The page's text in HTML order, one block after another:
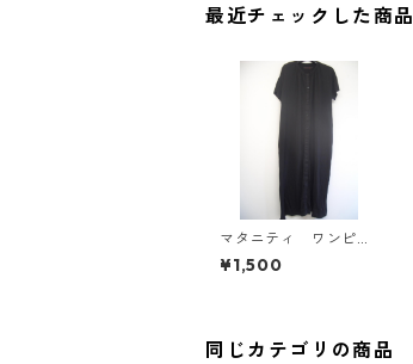
最近チェックした商品
マタニティ ワンピー
ス 4L ブラック IY
-4391
¥1,500
同じカテゴリの商品